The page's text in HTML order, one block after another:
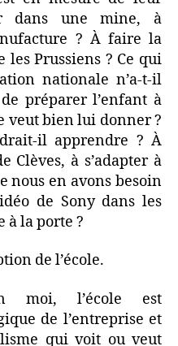
dans une mine, à
? À faire la
Prussiens ? Ce qui
nationale n’a-t-il
préparer l’enfant à
veut bien lui donner ?
il apprendre ? À
Clèves, à s’adapter à
nous en avons besoin
de Sony dans les
à la porte ?
de l’école.
moi, l’école est
de l’entreprise et
qui voit ou veut